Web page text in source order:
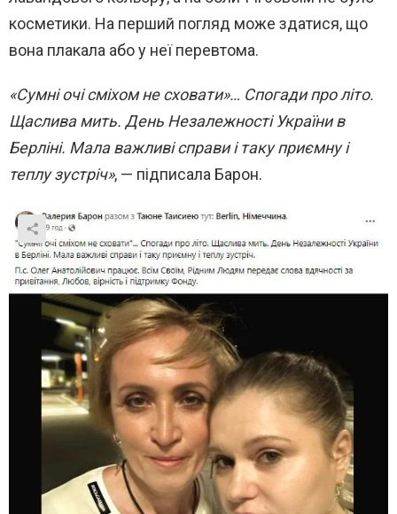
косметики. На перший погляд може здатися, що
вона плакала або у неї перевтома.
«Сумні очі сміхом не сховати»… Спогади про літо.
Щаслива мить. День Незалежності України в
Берліні. Мала важливі справи і таку приємну і
теплу зустріч», — підписала Барон.